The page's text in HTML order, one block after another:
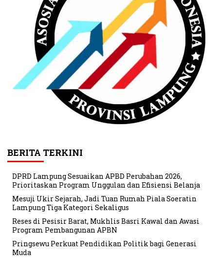
BERITA TERKINI
DPRD Lampung Sesuaikan APBD Perubahan 2026,
Prioritaskan Program Unggulan dan Efisiensi Belanja
Mesuji Ukir Sejarah, Jadi Tuan Rumah Piala Soeratin
Lampung Tiga Kategori Sekaligus
Reses di Pesisir Barat, Mukhlis Basri Kawal dan Awasi
Program Pembangunan APBN
Pringsewu Perkuat Pendidikan Politik bagi Generasi
Muda